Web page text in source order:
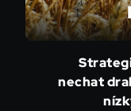
nechat